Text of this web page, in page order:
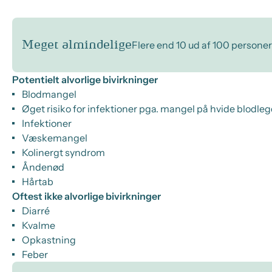
Meget almindeligeFlere end 10 ud af 100
Potentielt alvorlige bivirkninger
Blodmangel
Øget risiko for infektioner pga. mangel på hvide
Infektioner
Væskemangel
Kolinergt syndrom
Åndenød
Hårtab
Oftest ikke alvorlige bivirkninger
Diarré
Kvalme
Opkastning
Feber